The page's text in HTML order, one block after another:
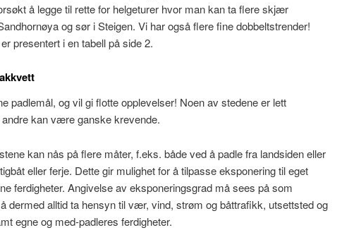
å legge til rette for helgeturer hvor man kan ta flere skjær
og sør i Steigen. Vi har også flere fine dobbeltstrender!
presentert i en tabell på side 2.
padlemål, og vil gi flotte opplevelser! Noen av stedene er lett
kan være ganske krevende.
kan nås på flere måter, f.eks. både ved å padle fra landsiden eller
eller ferje. Dette gir mulighet for å tilpasse eksponering til eget
ferdigheter. Angivelse av eksponeringsgrad må sees på som
dermed alltid ta hensyn til vær, vind, strøm og båttrafikk, utsettsted og
egne og med-padleres ferdigheter.